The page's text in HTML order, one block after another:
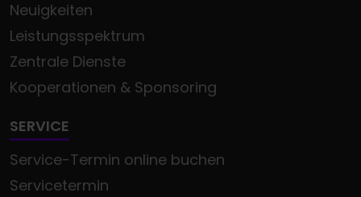
Neuigkeiten
Leistungsspektrum
Zentrale Dienste
Kooperationen & Sponsoring
SERVICE
Service-Termin online buchen
Servicetermin